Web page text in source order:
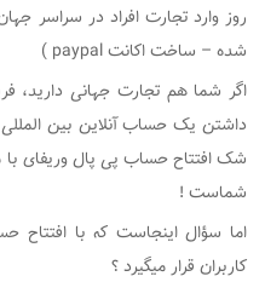
روز وارد تجارت افراد در سراسر
شده – ساخت اکانت paypal )
اگر شما هم تجارت جهانی دارید،
داشتن یک حساب آنلاین بین
شک افتتاح حساب پی پال وریفای
شماست !
اما سؤال اینجاست که با
کاربران قرار میگیرد ؟